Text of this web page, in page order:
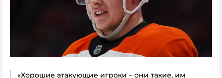
«Хорошие атакующие игроки – они такие, им